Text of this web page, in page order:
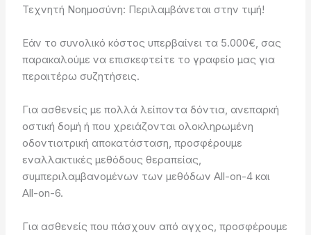
Τεχνητή Νοημοσύνη: Περιλαμβάνεται στην τιμή!
Εάν το συνολικό κόστος υπερβαίνει τα 5.000€, σας
παρακαλούμε να επισκεφτείτε το γραφείο μας για
περαιτέρω συζητήσεις.
Για ασθενείς με πολλά λείποντα δόντια, ανεπαρκή
οστική δομή ή που χρειάζονται ολοκληρωμένη
οδοντιατρική αποκατάσταση, προσφέρουμε
εναλλακτικές μεθόδους θεραπείας,
συμπεριλαμβανομένων των μεθόδων All-on-4 και
All-on-6.
Για ασθενείς που πάσχουν από αγχος, προσφέρουμε